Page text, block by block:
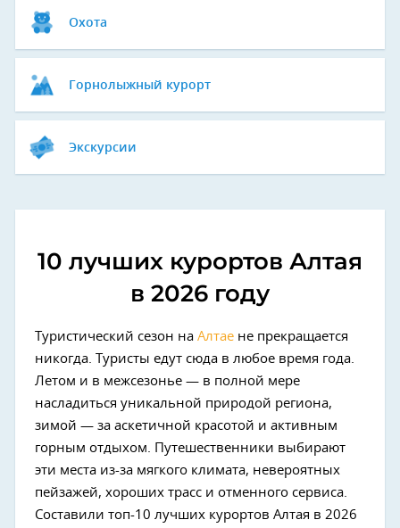
Охота
Горнолыжный курорт
Экскурсии
10 лучших курортов Алтая
в 2026 году
Туристический сезон на Алтае не прекращается
никогда. Туристы едут сюда в любое время года.
Летом и в межсезонье — в полной мере
насладиться уникальной природой региона,
зимой — за аскетичной красотой и активным
горным отдыхом. Путешественники выбирают
эти места из-за мягкого климата, невероятных
пейзажей, хороших трасс и отменного сервиса.
Составили топ-10 лучших курортов Алтая в 2026